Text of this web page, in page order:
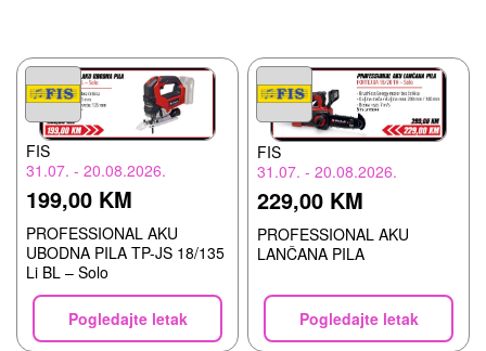
FIS
31.07. - 20.08.2026.
199,00 KM
PROFESSIONAL AKU
UBODNA PILA TP-JS 18/135
Li BL – Solo
Pogledajte letak
FIS
31.07. - 20.08.2026.
229,00 KM
PROFESSIONAL AKU
LANČANA PILA
Pogledajte letak